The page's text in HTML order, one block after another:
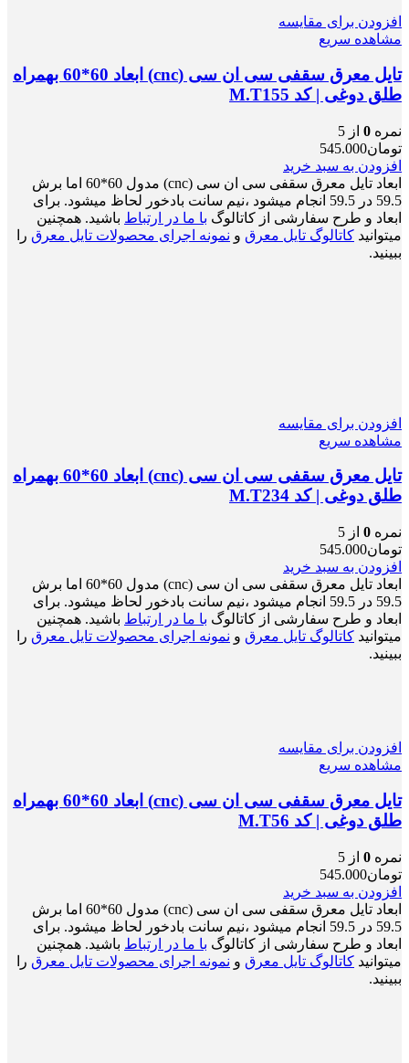
افزودن برای مقایسه
مشاهده سریع
تایل معرق سقفی سی ان سی (cnc) ابعاد 60*60 بهمراه
طلق دوغی | کد M.T155
نمره 0 از 5
تومان545.000
افزودن به سبد خرید
ابعاد تایل معرق سقفی سی ان سی (cnc) مدول 60*60 اما برش
59.5 در 59.5 انجام میشود ،نیم سانت بادخور لحاظ میشود. برای
ابعاد و طرح سفارشی از کاتالوگ با ما در ارتباط باشید. همچنین
میتوانید کاتالوگ تایل معرق و نمونه اجرای محصولات تایل معرق را
ببینید.
افزودن برای مقایسه
مشاهده سریع
تایل معرق سقفی سی ان سی (cnc) ابعاد 60*60 بهمراه
طلق دوغی | کد M.T234
نمره 0 از 5
تومان545.000
افزودن به سبد خرید
ابعاد تایل معرق سقفی سی ان سی (cnc) مدول 60*60 اما برش
59.5 در 59.5 انجام میشود ،نیم سانت بادخور لحاظ میشود. برای
ابعاد و طرح سفارشی از کاتالوگ با ما در ارتباط باشید. همچنین
میتوانید کاتالوگ تایل معرق و نمونه اجرای محصولات تایل معرق را
ببینید.
افزودن برای مقایسه
مشاهده سریع
تایل معرق سقفی سی ان سی (cnc) ابعاد 60*60 بهمراه
طلق دوغی | کد M.T56
نمره 0 از 5
تومان545.000
افزودن به سبد خرید
ابعاد تایل معرق سقفی سی ان سی (cnc) مدول 60*60 اما برش
59.5 در 59.5 انجام میشود ،نیم سانت بادخور لحاظ میشود. برای
ابعاد و طرح سفارشی از کاتالوگ با ما در ارتباط باشید. همچنین
میتوانید کاتالوگ تایل معرق و نمونه اجرای محصولات تایل معرق را
ببینید.